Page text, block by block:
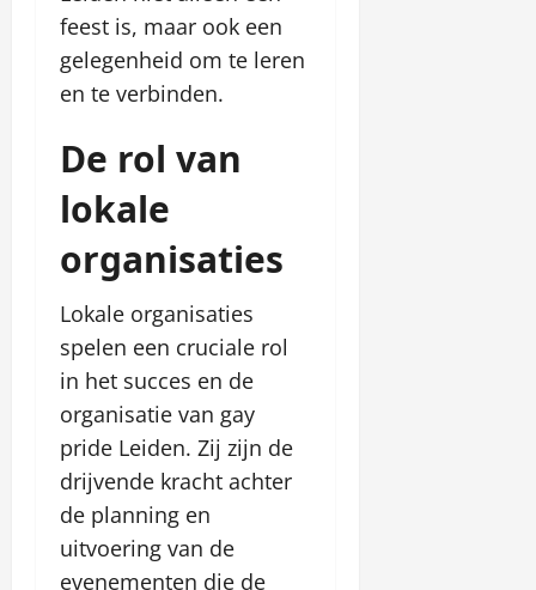
feest is, maar ook een
gelegenheid om te leren
en te verbinden.
De rol van
lokale
organisaties
Lokale organisaties
spelen een cruciale rol
in het succes en de
organisatie van gay
pride Leiden. Zij zijn de
drijvende kracht achter
de planning en
uitvoering van de
evenementen die de